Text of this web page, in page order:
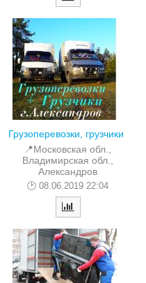
Грузоперевозки, грузчики
📍Московская обл.,
Владимирская обл.,
Александров
08.06.2019 22:04